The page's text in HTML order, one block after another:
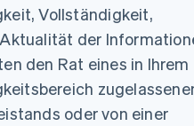
Vollständigkeit,
der
den Rat eines in Ihrem
oder von einer
English